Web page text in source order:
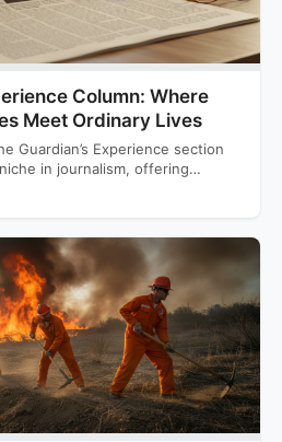
Column: Where
Meet Ordinary Lives
Guardian’s Experience section
in journalism, offering